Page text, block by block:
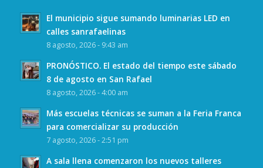
El municipio sigue sumando luminarias LED en
calles sanrafaelinas
8 agosto, 2026 - 9:43 am
PRONÓSTICO. El estado del tiempo este sábado
8 de agosto en San Rafael
8 agosto, 2026 - 4:00 am
Más escuelas técnicas se suman a la Feria Franca
para comercializar su producción
7 agosto, 2026 - 2:51 pm
A sala llena comenzaron los nuevos talleres